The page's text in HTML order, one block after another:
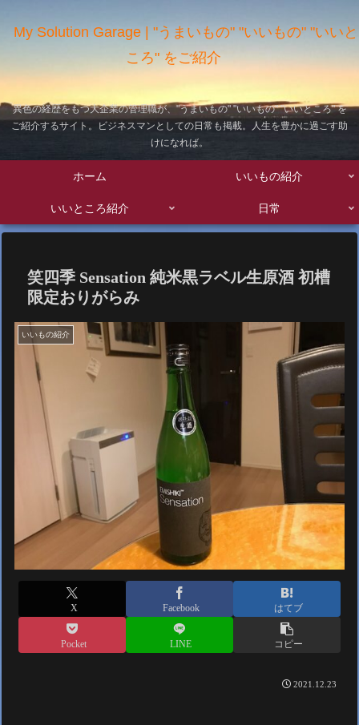
My Solution Garage | "うまいもの" "いいもの" "いいと
ころ" をご紹介
異色の経歴をもつ大企業の管理職が、"うまいもの" "いいもの" "いいところ" を
ご紹介するサイト。ビジネスマンとしての日常も掲載。人生を豊かに過ごす助
けになれば。
ホーム いいもの紹介
いいところ紹介 日常
笑四季 Sensation 純米黒ラベル生原酒 初槽
限定おりがらみ
いいもの紹介
X Facebook はてブ
Pocket LINE コピー
2021.12.23